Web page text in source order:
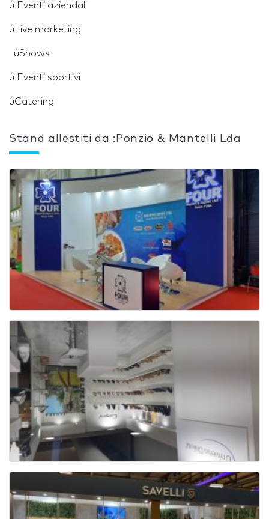
ü Eventi aziendali
üLive marketing
üShows
ü Eventi sportivi
üCatering
Stand allestiti da :Ponzio & Mantelli Lda